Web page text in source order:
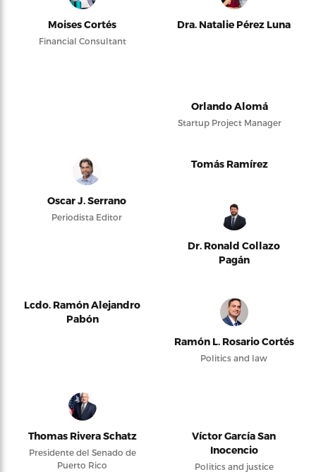
Moises Cortés
Financial Consultant
Dra. Natalie Pérez Luna
Orlando Alomá
Startup Project Manager
Oscar J. Serrano
Periodista Editor
Tomás Ramírez
Dr. Ronald Collazo
Pagán
Lcdo. Ramón Alejandro
Pabón
Ramón L. Rosario Cortés
Politics and law
Thomas Rivera Schatz
Presidente del Senado de
Puerto Rico
Víctor García San
Inocencio
Politics and justice